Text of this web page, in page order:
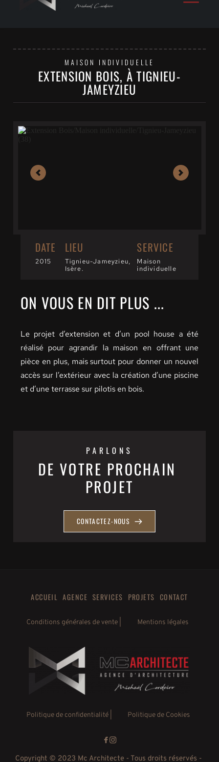
MAISON INDIVIDUELLE
EXTENSION BOIS, À TIGNIEU-
JAMEYZIEU
DATE
2015
LIEU
Tignieu-Jameyzieu,
Isère.
SERVICE
Maison
individuelle
ON VOUS EN DIT PLUS ...
Le projet d’extension et d’un pool house a été
réalisé pour agrandir la maison en offrant une
pièce en plus, mais surtout pour donner un nouvel
accès sur l’extérieur avec la création d’une piscine
et d’une terrasse sur pilotis en bois.
PARLONS
DE VOTRE PROCHAIN
PROJET
CONTACTEZ-NOUS
ACCUEIL AGENCE SERVICES PROJETS CONTACT
Conditions générales de vente | Mentions légales
Politique de confidentialité Politique de Cookies
Copyright © 2023 Mc Architecte - Tous droits réservés -